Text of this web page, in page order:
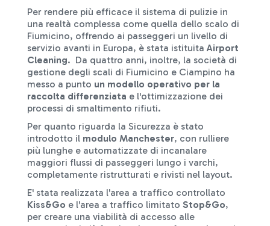
Per rendere più efficace il sistema di pulizie in
una realtà complessa come quella dello scalo di
Fiumicino, offrendo ai passeggeri un livello di
servizio avanti in Europa, è stata istituita Airport
Cleaning. Da quattro anni, inoltre, la società di
gestione degli scali di Fiumicino e Ciampino ha
messo a punto un modello operativo per la
raccolta differenziata e l'ottimizzazione dei
processi di smaltimento rifiuti.
Per quanto riguarda la Sicurezza è stato
introdotto il modulo Manchester, con rulliere
più lunghe e automatizzate di incanalare
maggiori flussi di passeggeri lungo i varchi,
completamente ristrutturati e rivisti nel layout.
E' stata realizzata l'area a traffico controllato
Kiss&Go e l'area a traffico limitato Stop&Go,
per creare una viabilità di accesso alle